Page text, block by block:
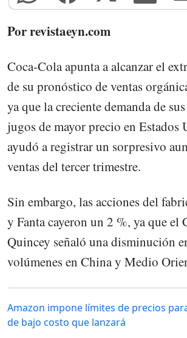
Por revistaeyn.com
Coca-Cola apunta a alcanzar el
de su pronóstico de ventas
ya que la creciente demanda de
jugos de mayor precio en Estados
ayudó a registrar un sorpresivo
ventas del tercer trimestre.
Sin embargo, las acciones del
y Fanta cayeron un 2 %, ya que el
Quincey señaló una disminución
volúmenes en China y Medio
Amazon impone límites de precios
de bajo costo que lanzará